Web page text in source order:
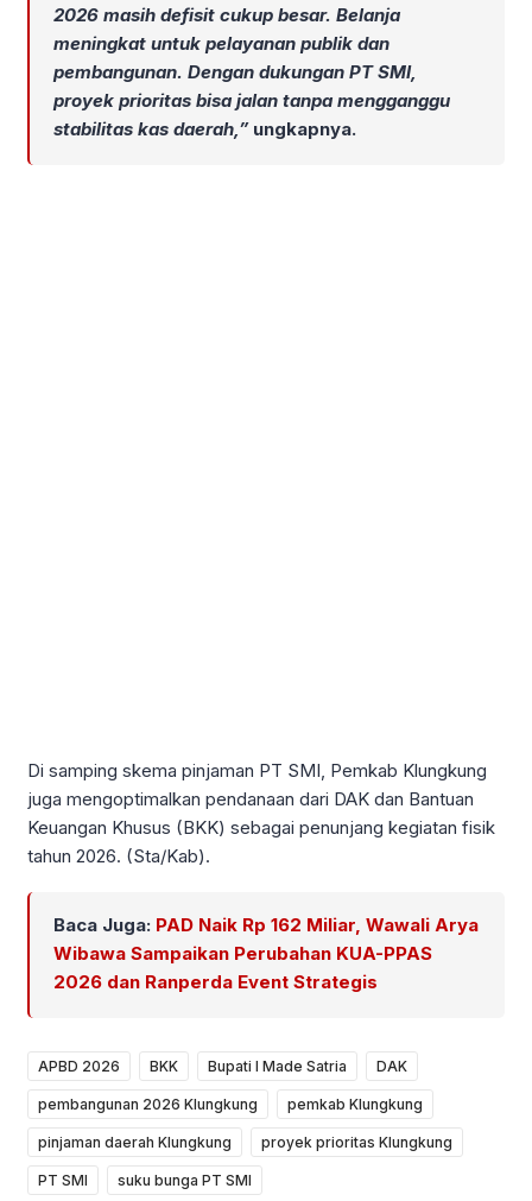
2026 masih defisit cukup besar. Belanja
meningkat untuk pelayanan publik dan
pembangunan. Dengan dukungan PT SMI,
proyek prioritas bisa jalan tanpa mengganggu
stabilitas kas daerah,”ungkapnya.
Di samping skema pinjaman PT SMI, Pemkab Klungkung
juga mengoptimalkan pendanaan dari DAK dan Bantuan
Keuangan Khusus (BKK) sebagai penunjang kegiatan fisik
tahun 2026. (Sta/Kab).
Baca Juga: PAD Naik Rp 162 Miliar, Wawali Arya
Wibawa Sampaikan Perubahan KUA-PPAS
2026 dan Ranperda Event Strategis
APBD 2026 BKK Bupati I Made Satria DAK
pembangunan 2026 Klungkung pemkab Klungkung
pinjaman daerah Klungkung proyek prioritas Klungkung
PT SMI suku bunga PT SMI